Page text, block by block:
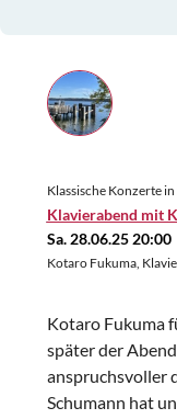
Klassische Konzerte in
Klavierabend mit
Sa. 28.06.25 20:00
Kotaro Fukuma,
Kotaro Fukuma
später der
anspruchsvoller
Schumann hat